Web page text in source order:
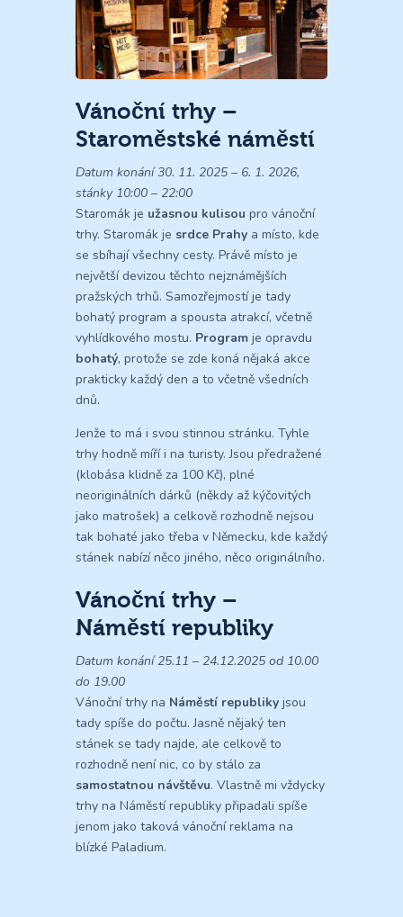
Vánoční trhy –
Staroměstské náměstí
Datum konání 30. 11. 2025 – 6. 1. 2026,
stánky 10:00 – 22:00
Staromák je užasnou kulisou pro vánoční
trhy. Staromák je srdce Prahy a místo, kde
se sbíhají všechny cesty. Právě místo je
největší devizou těchto nejznámějších
pražských trhů. Samozřejmostí je tady
bohatý program a spousta atrakcí, včetně
vyhlídkového mostu. Program je opravdu
bohatý, protože se zde koná nějaká akce
prakticky každý den a to včetně všedních
dnů.
Jenže to má i svou stinnou stránku. Tyhle
trhy hodně míří i na turisty. Jsou předražené
(klobása klidně za 100 Kč), plné
neoriginálních dárků (někdy až kýčovitých
jako matrošek) a celkově rozhodně nejsou
tak bohaté jako třeba v Německu, kde každý
stánek nabízí něco jiného, něco originálního.
Vánoční trhy –
Náměstí republiky
Datum konání 25.11 – 24.12.2025 od 10.00
do 19.00
Vánoční trhy na Náměstí republiky jsou
tady spíše do počtu. Jasně nějaký ten
stánek se tady najde, ale celkově to
rozhodně není nic, co by stálo za
samostatnou návštěvu. Vlastně mi vždycky
trhy na Náměstí republiky připadali spíše
jenom jako taková vánoční reklama na
blízké Paladium.